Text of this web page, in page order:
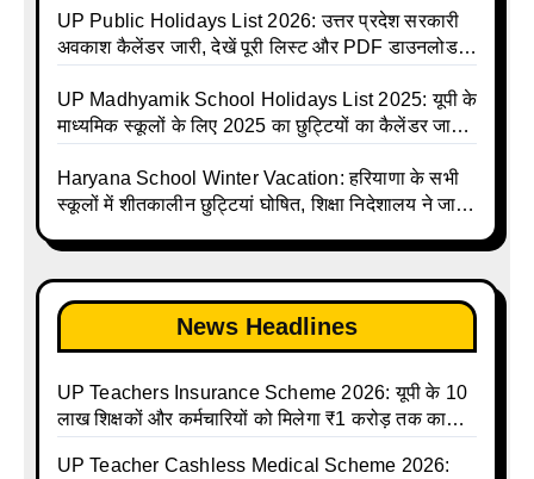
Calendar List 2026
UP Madhyamik Avkash Talika 2026 | UP
Madhyamik School avkash suchi | UP
Holiday Calendar | Madhyamik School Holidays
List 2026
UP Public Holidays List 2026: उत्तर प्रदेश सरकारी
अवकाश कैलेंडर जारी, देखें पूरी लिस्ट और PDF डाउनलोड
talika | Sarkari Avkash Talika | Up Holidays List |
Holidays Calendar
UP Madhyamik School Holidays List 2025: यूपी के
माध्यमिक स्कूलों के लिए 2025 का छुट्टियों का कैलेंडर जारी |
Up Madhyamik Avkash Talika 2025 | UP
Madhyamik School avkash suchi | UP
holiday calendar | Madhyamik School Holidays
List 2025
Haryana School Winter Vacation: हरियाणा के सभी
स्कूलों में शीतकालीन छुट्टियां घोषित, शिक्षा निदेशालय ने जारी
News Headlines
UP Teachers Insurance Scheme 2026: यूपी के 10
लाख शिक्षकों और कर्मचारियों को मिलेगा ₹1 करोड़ तक का
UP Teacher Cashless Medical Scheme 2026: